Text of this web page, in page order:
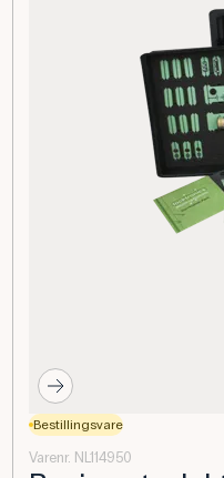
Bestillingsvare
Varenr. NL114950